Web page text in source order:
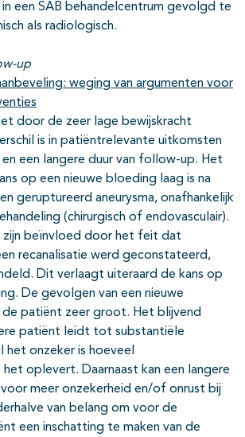
een SAB behandelcentrum gevolgd te
als radiologisch.
up
weging van argumenten voor
door de zeer lage bewijskracht
is in patiëntrelevante uitkomsten
en een langere duur van follow-up. Het
op een nieuwe bloeding laag is na
geruptureerd aneurysma, onafhankelijk
(chirurgisch of endovasculair).
zijn beïnvloed door het feit dat
recanalisatie werd geconstateerd,
Dit verlaagt uiteraard de kans op
De gevolgen van een nieuwe
de patiënt zeer groot. Het blijvend
patiënt leidt tot substantiële
onzeker is hoeveel
oplevert. Daarnaast kan een langere
meer onzekerheid en/of onrust bij
van belang om voor de
een inschatting te maken van de